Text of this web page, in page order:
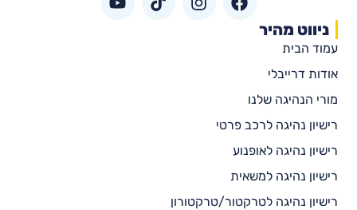
ניווט מהיר
עמוד הבית
אודות דרייבלי
מורי הנהיגה שלנו
רישיון נהיגה לרכב פרטי
רישיון נהיגה לאופנוע
רישיון נהיגה למשאית
רישיון נהיגה לטרקטור/טרקטורון